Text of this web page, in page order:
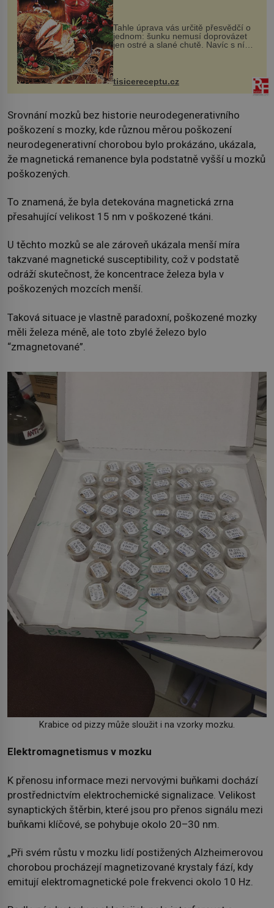
Tahle úprava vás určitě přesvědčí o
jednom: šunku nemusí doprovázet
jen ostré a slané chutě. Navíc s ní
nakrmíte poměrně hodně hladových
krků. Ingredience sádlo 3 kg šunky
vcelku 3 stroužky česneku hl...
tisicereceptu.cz
Srovnání mozků bez historie neurodegenerativního
poškození s mozky, kde různou měrou poškození
neurodegenerativní chorobou bylo prokázáno, ukázala,
že magnetická remanence byla podstatně vyšší u mozků
poškozených.
To znamená, že byla detekována magnetická zrna
přesahující velikost 15 nm v poškozené tkáni.
U těchto mozků se ale zároveň ukázala menší míra
takzvané magnetické susceptibility, což v podstatě
odráží skutečnost, že koncentrace železa byla v
poškozených mozcích menší.
Taková situace je vlastně paradoxní, poškozené mozky
měli železa méně, ale toto zbylé železo bylo
“zmagnetované”.
Krabice od pizzy může sloužit i na vzorky mozku.
Elektromagnetismus v mozku
K přenosu informace mezi nervovými buňkami dochází
prostřednictvím elektrochemické signalizace. Velikost
synaptických štěrbin, které jsou pro přenos signálu mezi
buňkami klíčové, se pohybuje okolo 20–30 nm.
„Při svém růstu v mozku lidí postižených Alzheimerovou
chorobou procházejí magnetizované krystaly fází, kdy
emitují elektromagnetické pole frekvenci okolo 10 Hz.